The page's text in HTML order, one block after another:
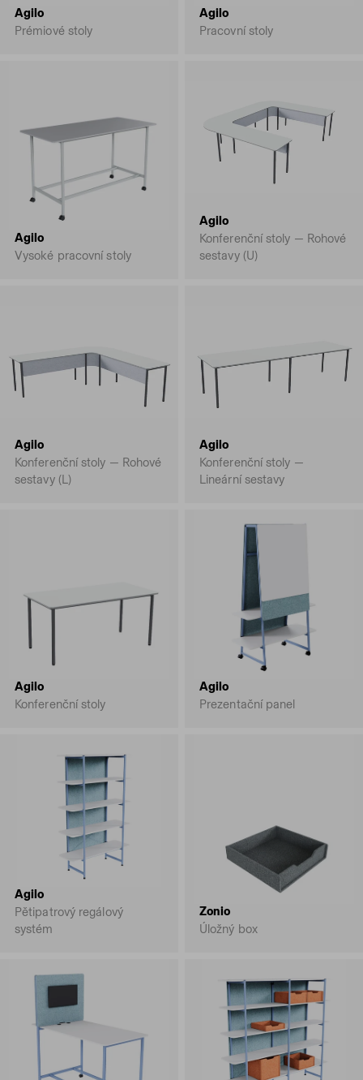
Agilo
Prémiové stoly
Agilo
Pracovní stoly
Agilo
Vysoké pracovní stoly
Agilo
Konferenční stoly — Rohové
sestavy (U)
Agilo
Konferenční stoly — Rohové
sestavy (L)
Agilo
Konferenční stoly —
Lineární sestavy
Agilo
Konferenční stoly
Agilo
Prezentační panel
Agilo
Pětipatrový regálový
systém
Zonio
Úložný box